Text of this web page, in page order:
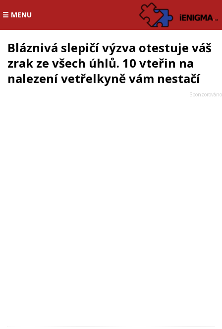
☰ MENU
Bláznivá slepičí výzva otestuje váš
zrak ze všech úhlů. 10 vteřin na
nalezení vetřelkyně vám nestačí